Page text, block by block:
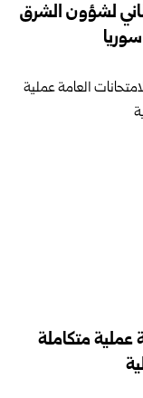
لشؤون الشرق
عملية متكاملة